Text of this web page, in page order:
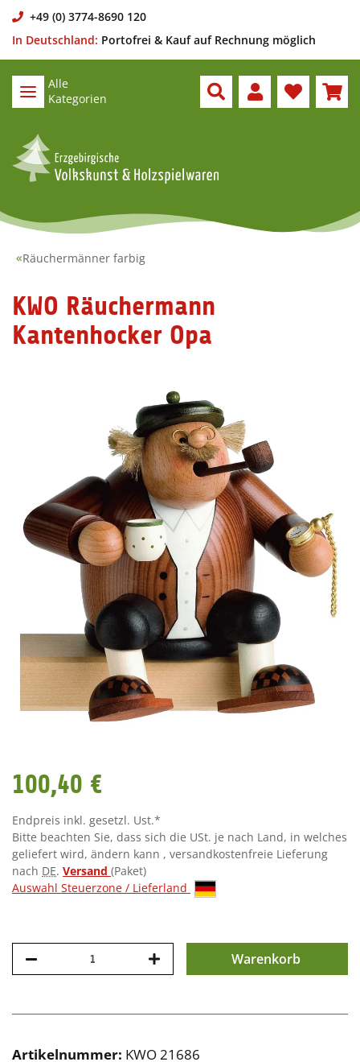
+49 (0) 3774-8690 120
In Deutschland: Portofrei & Kauf auf Rechnung möglich
Alle
Kategorien
Räuchermänner farbig
KWO Räuchermann
Kantenhocker Opa
100,40 €
Endpreis inkl. gesetzl. Ust.*
Bitte beachten Sie, dass sich die USt. je nach Land, in welches
geliefert wird, ändern kann , versandkostenfreie Lieferung
nach DE. Versand (Paket)
Auswahl Steuerzone / Lieferland
Warenkorb
Artikelnummer: KWO 21686